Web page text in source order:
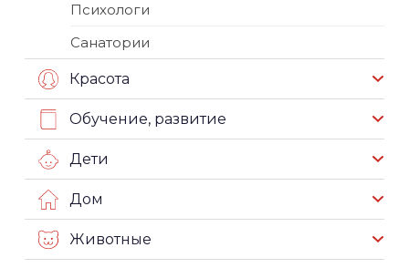
Психологи
Санатории
Красота
Обучение, развитие
Дети
Дом
Животные